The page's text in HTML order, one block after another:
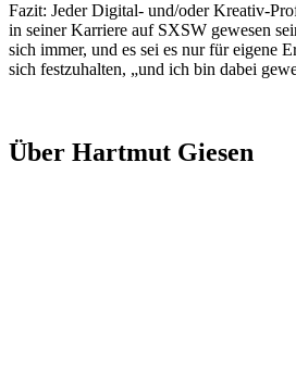
Fazit: Jeder Digital- und/oder Kreativ-
in seiner Karriere auf SXSW gewesen
sich immer, und es sei es nur für eigene
sich festzuhalten, „und ich bin dabei
Über Hartmut Giesen